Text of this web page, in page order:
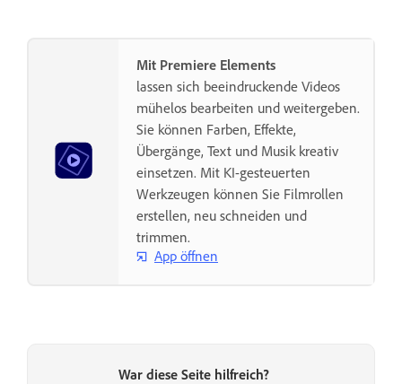
Mit Premiere Elements
lassen sich beeindruckende Videos
mühelos bearbeiten und weitergeben.
Sie können Farben, Effekte,
Übergänge, Text und Musik kreativ
einsetzen. Mit KI-gesteuerten
Werkzeugen können Sie Filmrollen
erstellen, neu schneiden und
trimmen.
App öffnen
War diese Seite hilfreich?